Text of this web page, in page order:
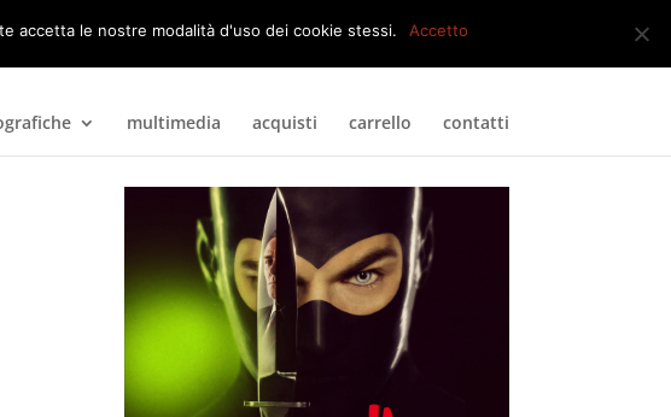
multimedia acquisti carrello contatti
accetta le nostre modalità d'uso dei cookie stessi. Accetto